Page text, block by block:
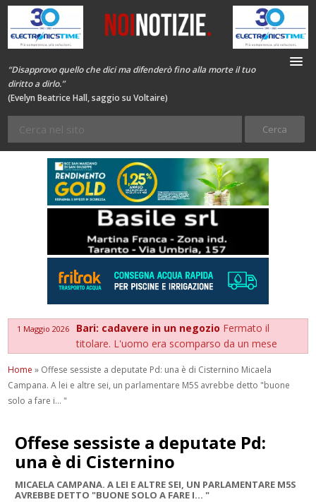
“Disapprovo quello che dici ma difenderò fino alla morte il tuo
diritto a dirlo.”
(Evelyn Beatrice Hall, saggio su Voltaire)
1 Maggio 2026 Bari: cadavere in un negozio Fermato il
titolare. L'uomo era scomparso da un mese
Home » Offese sessiste a deputate Pd: una è di Cisternino Micaela
Campana. A lei e altre sei, un parlamentare M5S avrebbe detto "buone
solo a fare i... "
Offese sessiste a deputate Pd:
una è di Cisternino
MICAELA CAMPANA. A LEI E ALTRE SEI, UN PARLAMENTARE M5S
AVREBBE DETTO "BUONE SOLO A FARE I... "